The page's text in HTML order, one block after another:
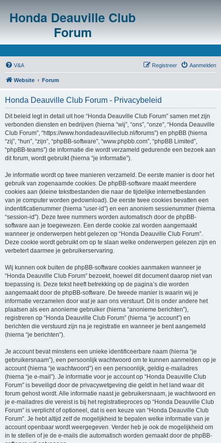
Honda Deauville Club
Forum
V&A Aanmelden
Registreer
Website Forum
Honda Deauville Club Forum - Privacybeleid
Dit beleid legt in detail uit hoe “Honda Deauville Club Forum” samen met zijn
verbonden diensten en bedrijven (hierna “wij”, “ons”, “onze”, “Honda Deauville
Club Forum”, “https://www.hondadeauvilleclub.nl/forums”) en phpBB (hierna
“zij”, “hun”, “zijn”, “phpBB-software”, “www.phpbb.com”, “phpBB Limited”,
“phpBB-teams”) de informatie die wordt verzameld gedurende een bezoek aan
dit forum, wordt gebruikt (hierna “je informatie”).
Je informatie wordt op twee manieren verzameld. De eerste manier is door het
gebruik van zogenaamde cookies. De phpBB-software maakt meerdere
cookies aan (kleine tekstbestanden die naar de tijdelijke internetbestanden
van je computer worden gedownload). De eerste twee cookies bevatten een
indentificatienummer (hierna “user-id”) en een anoniem sessienummer (hierna
“session-id”). Deze twee nummers worden automatisch door de phpBB-
software aan je toegewezen. Een derde cookie zal worden aangemaakt
wanneer je onderwerpen hebt gelezen op “Honda Deauville Club Forum”.
Deze cookie wordt gebruikt om op te slaan welke onderwerpen gelezen zijn en
verbetert daarmee je gebruikerservaring.
Wij kunnen ook buiten de phpBB-software cookies aanmaken wanneer je
“Honda Deauville Club Forum” bezoekt, hoewel dit document daarop niet van
toepassing is. Deze tekst heeft betrekking op de pagina’s die worden
aangemaakt door de phpBB-software. De tweede manier is waarin wij je
informatie verzamelen door wat je aan ons verstuurt. Dit is onder andere het
plaatsen als een anonieme gebruiker (hierna “anonieme berichten”),
registreren op “Honda Deauville Club Forum” (hierna “je account”) en
berichten die verstuurd zijn na je registratie en wanneer je bent aangemeld
(hierna “je berichten”).
Je account bevat minstens een unieke identificeerbare naam (hierna “je
gebruikersnaam”), een persoonlijk wachtwoord om te kunnen aanmelden op je
account (hierna “je wachtwoord”) en een persoonlijk, geldig e-mailadres
(hierna “je e-mail”). Je informatie voor je account op “Honda Deauville Club
Forum” is beveiligd door de privacywetgeving die geldt in het land waar dit
forum gehost wordt. Alle informatie naast je gebruikersnaam, je wachtwoord en
je e-mailadres die vereist is bij het registratieproces op “Honda Deauville Club
Forum” is verplicht of optioneel, dat is een keuze van “Honda Deauville Club
Forum”. Je hebt altijd zelf de mogelijkheid te bepalen welke informatie van je
account openbaar wordt weergegeven. Verder heb je ook de mogelijkheid om
in te stellen of je de e-mails die automatisch worden gemaakt door de phpBB-